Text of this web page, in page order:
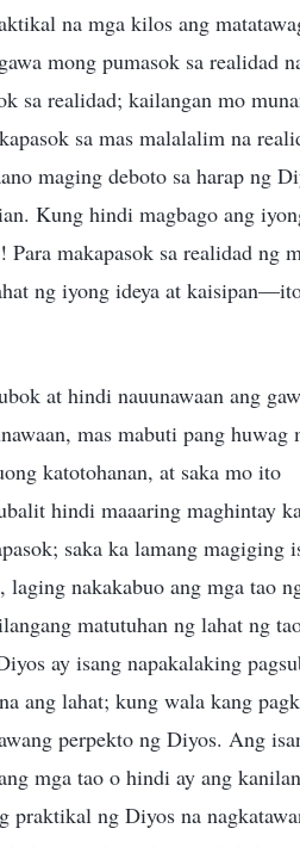
na mga kilos ang
mong pumasok sa realidad
sa realidad; kailangan mo
sa mas malalalim na
maging deboto sa harap ng
Kung hindi magbago ang
makapasok sa realidad ng
ng iyong ideya at
at hindi nauunawaan ang
mas mabuti pang huwag
katotohanan, at saka mo ito
hindi maaaring maghintay
saka ka lamang magiging
nakakabuo ang mga tao
matutuhan ng lahat ng
ay isang napakalaking
ang lahat; kung wala kang
perpekto ng Diyos. Ang
mga tao o hindi ay ang
ng Diyos na